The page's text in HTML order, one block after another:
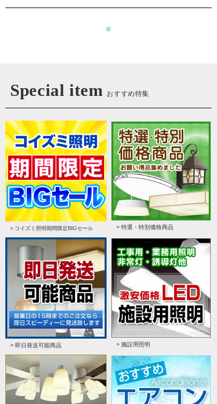
Special item おすすめ特集
> コイズミ照明期間限定BIGセール > 特選・特別価格商品
> 即日発送可能商品 > 施設用照明